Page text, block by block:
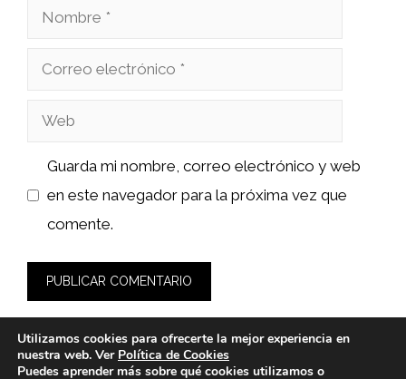
Nombre
Correo
Web
Guarda mi nombre, correo electrónico y web
en este navegador para la próxima vez que
comente.
Utilizamos cookies para ofrecerte la mejor experiencia en
nuestra web. Ver Política de Cookies
Puedes aprender más sobre qué cookies utilizamos o